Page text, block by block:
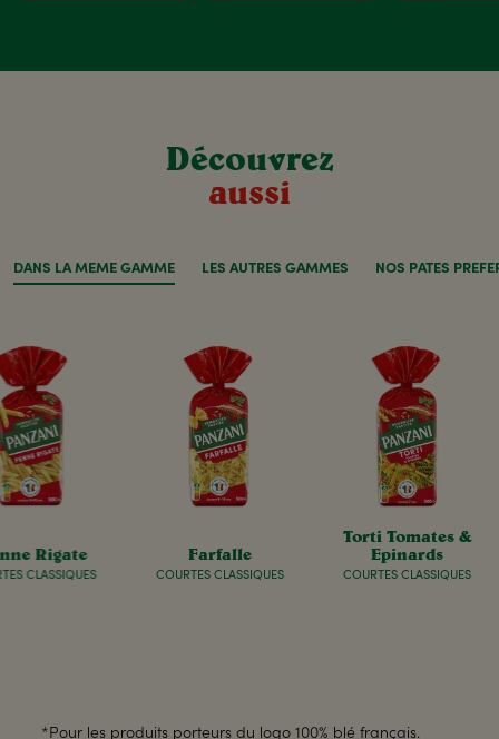
Découvrez
aussi
DANS LA MÊME GAMME LES AUTRES GAMMES NOS PÂTES
Rigate
CLASSIQUES
Farfalle
COURTES CLASSIQUES
Torti Tomates &
Epinards
COURTES CLASSIQUES
*Pour les produits porteurs du logo 100% blé français.